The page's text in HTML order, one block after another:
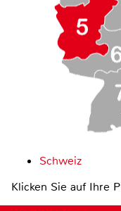
Schweiz
Klicken Sie auf Ihre